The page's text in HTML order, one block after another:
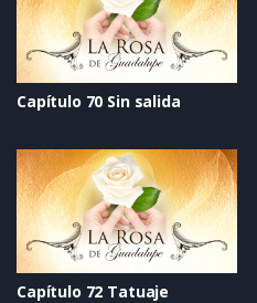
Capítulo 70 Sin salida
Capítulo 72 Tatuaje